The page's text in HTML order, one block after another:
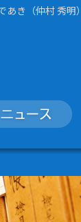
き（仲村 秀明）